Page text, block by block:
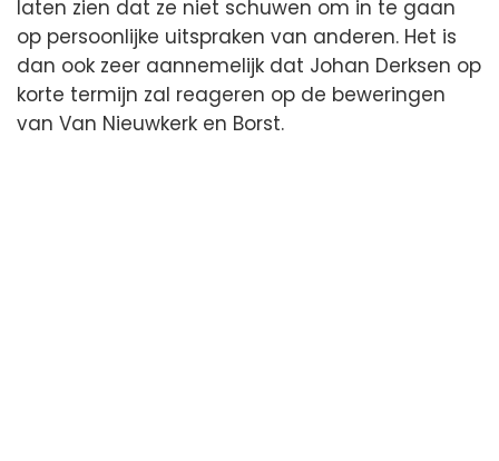
laten zien dat ze niet schuwen om in te gaan
op persoonlijke uitspraken van anderen. Het is
dan ook zeer aannemelijk dat Johan Derksen op
korte termijn zal reageren op de beweringen
van Van Nieuwkerk en Borst.